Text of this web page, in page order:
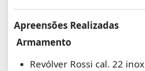
Apreensões Realizadas
Armamento
Revólver Rossi cal. 22 inox